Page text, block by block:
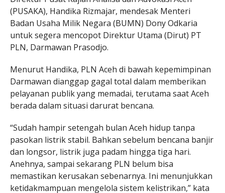
(PUSAKA), Handika Rizmajar, mendesak Menteri
Badan Usaha Milik Negara (BUMN) Dony Odkaria
untuk segera mencopot Direktur Utama (Dirut) PT
PLN, Darmawan Prasodjo.
Menurut Handika, PLN Aceh di bawah kepemimpinan
Darmawan dianggap gagal total dalam memberikan
pelayanan publik yang memadai, terutama saat Aceh
berada dalam situasi darurat bencana.
“Sudah hampir setengah bulan Aceh hidup tanpa
pasokan listrik stabil. Bahkan sebelum bencana banjir
dan longsor, listrik juga padam hingga tiga hari.
Anehnya, sampai sekarang PLN belum bisa
memastikan kerusakan sebenarnya. Ini menunjukkan
ketidakmampuan mengelola sistem kelistrikan,” kata